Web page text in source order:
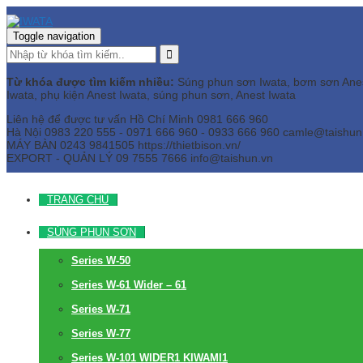
Toggle navigation
Từ khóa được tìm kiếm nhiều: Súng phun sơn Iwata, bơm sơn
Iwata, phụ kiện Anest Iwata, súng phun sơn, Anest Iwata
Liên hệ để được tư vấn Hồ Chí Minh 0981 666 960
Hà Nội 0983 220 555 - 0971 666 960 - 0933 666 960
MÁY BÀN 0243 9841505 https://thietbison.vn/
EXPORT - QUẢN LÝ 09 7555 7666 info@taishun.vn
TRANG CHỦ
SÚNG PHUN SƠN
Series W-50
Series W-61 Wider – 61
Series W-71
Series W-77
Series W-101 WIDER1 KIWAMI1